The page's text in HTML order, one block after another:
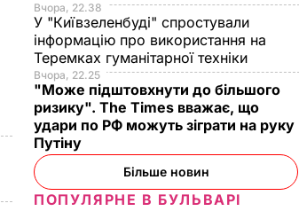
Вчора, 22.38
У "Київзеленбуді" спростували
інформацію про використання на
Теремках гуманітарної техніки
Вчора, 22.25
"Може підштовхнути до більшого
ризику". The Times вважає, що
удари по РФ можуть зіграти на руку
Путіну
Більше новин
ПОПУЛЯРНЕ В БУЛЬВАРІ